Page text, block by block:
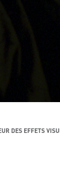
DES EFFETS